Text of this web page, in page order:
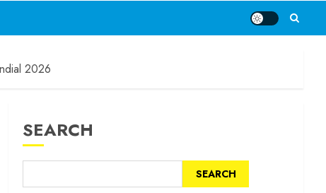
2026
SEARCH
SEARCH